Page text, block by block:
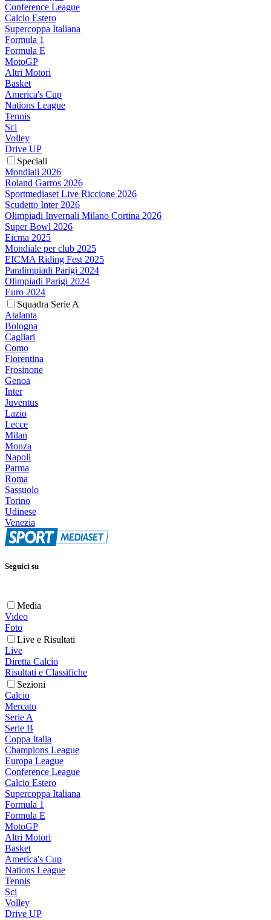
Conference League
Calcio Estero
Supercoppa Italiana
Formula 1
Formula E
MotoGP
Altri Motori
Basket
America's Cup
Nations League
Tennis
Sci
Volley
Drive UP
Speciali
Mondiali 2026
Roland Garros 2026
Sportmediaset Live Riccione 2026
Scudetto Inter 2026
Olimpiadi Invernali Milano Cortina 2026
Super Bowl 2026
Eicma 2025
Mondiale per club 2025
EICMA Riding Fest 2025
Paralimpiadi Parigi 2024
Olimpiadi Parigi 2024
Euro 2024
Squadra Serie A
Atalanta
Bologna
Cagliari
Como
Fiorentina
Frosinone
Genoa
Inter
Juventus
Lazio
Lecce
Milan
Monza
Napoli
Parma
Roma
Sassuolo
Torino
Udinese
Venezia
Seguici su
Media
Video
Foto
Live e Risultati
Live
Diretta Calcio
Risultati e Classifiche
Sezioni
Calcio
Mercato
Serie A
Serie B
Coppa Italia
Champions League
Europa League
Conference League
Calcio Estero
Supercoppa Italiana
Formula 1
Formula E
MotoGP
Altri Motori
Basket
America's Cup
Nations League
Tennis
Sci
Volley
Drive UP